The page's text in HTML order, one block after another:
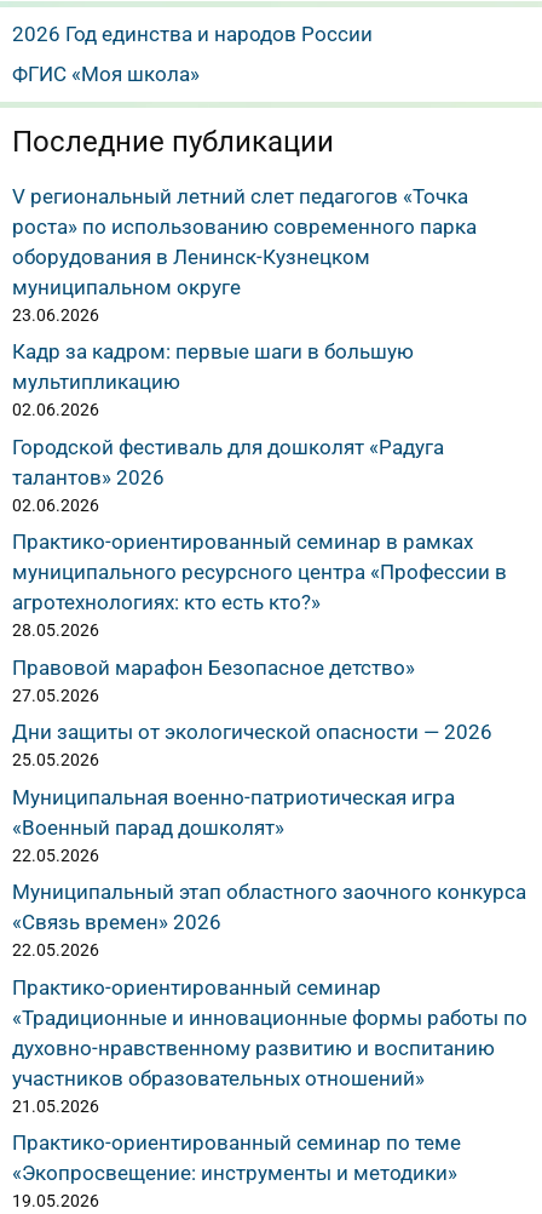
2026 Год единства и народов России
ФГИС «Моя школа»
Последние публикации
V региональный летний слет педагогов «Точка
роста» по использованию современного парка
оборудования в Ленинск-Кузнецком
муниципальном округе
23.06.2026
Кадр за кадром: первые шаги в большую
мультипликацию
02.06.2026
Городской фестиваль для дошколят «Радуга
талантов» 2026
02.06.2026
Практико-ориентированный семинар в рамках
муниципального ресурсного центра «Профессии в
агротехнологиях: кто есть кто?»
28.05.2026
Правовой марафон Безопасное детство»
27.05.2026
Дни защиты от экологической опасности — 2026
25.05.2026
Муниципальная военно-патриотическая игра
«Военный парад дошколят»
22.05.2026
Муниципальный этап областного заочного конкурса
«Связь времен» 2026
22.05.2026
Практико-ориентированный семинар
«Традиционные и инновационные формы работы по
духовно-нравственному развитию и воспитанию
участников образовательных отношений»
21.05.2026
Практико-ориентированный семинар по теме
«Экопросвещение: инструменты и методики»
19.05.2026